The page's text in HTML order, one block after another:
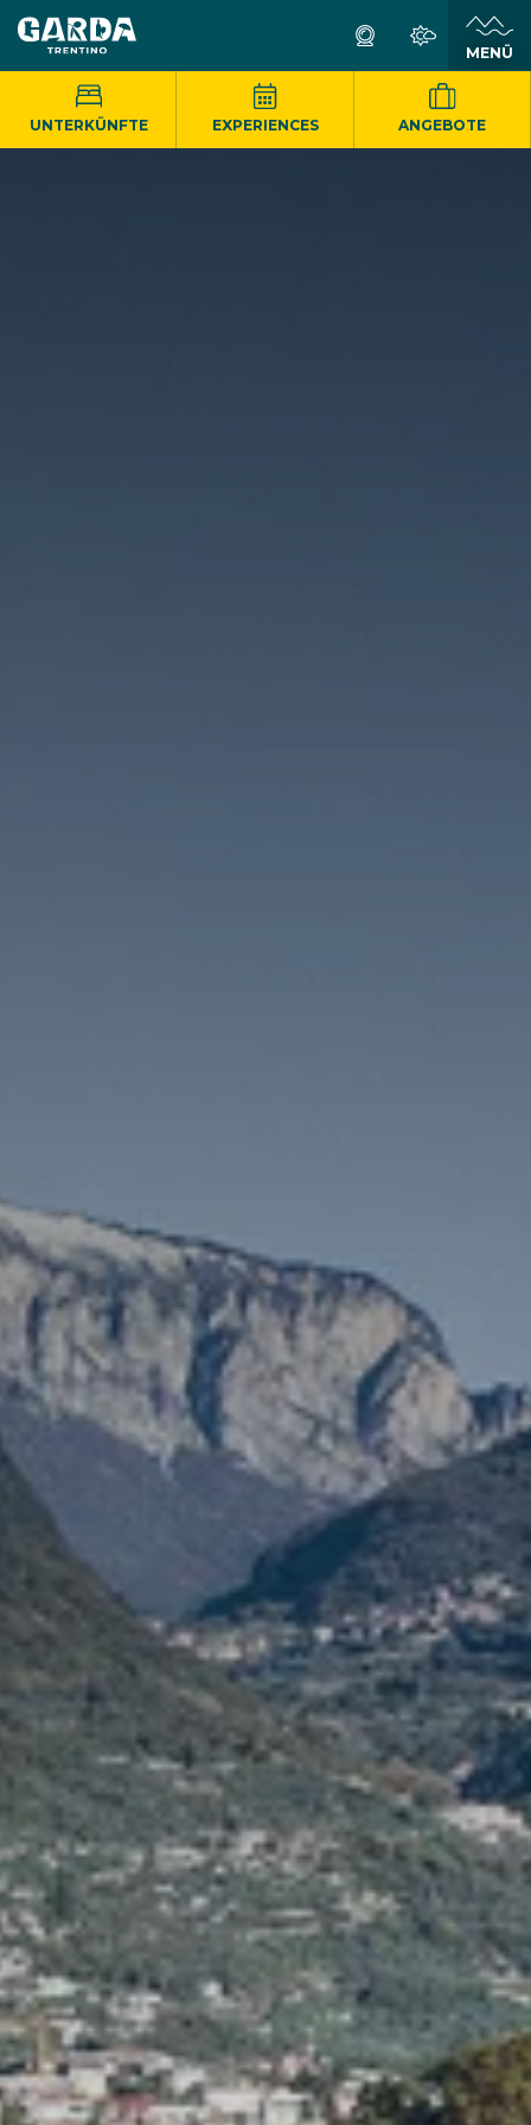
MENÜ
UNTERKÜNFTE EXPERIENCES ANGEBOTE